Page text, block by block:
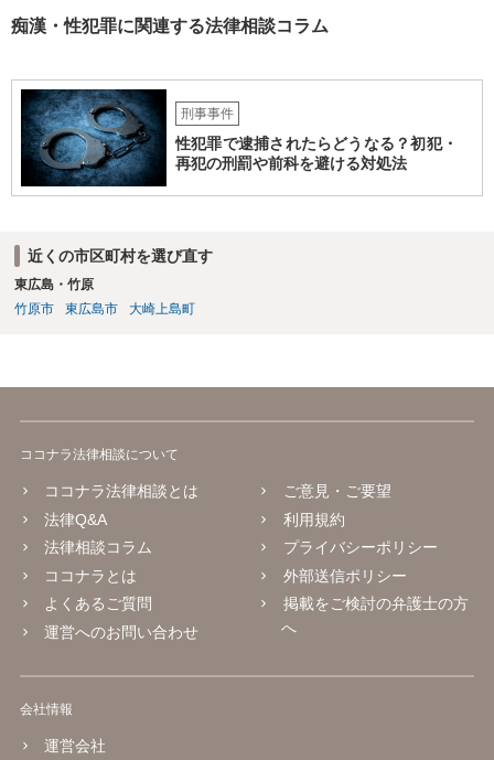
痴漢・性犯罪に関連する法律相談コラム
刑事事件
性犯罪で逮捕されたらどうなる？初犯・
再犯の刑罰や前科を避ける対処法
近くの市区町村を選び直す
東広島・竹原
竹原市
東広島市 大崎上島町
ココナラ法律相談について
ココナラ法律相談とは
法律Q&A
法律相談コラム
ココナラとは
よくあるご質問
運営へのお問い合わせ
ご意見・ご要望
利用規約
プライバシーポリシー
外部送信ポリシー
掲載をご検討の弁護士の方
へ
会社情報
運営会社